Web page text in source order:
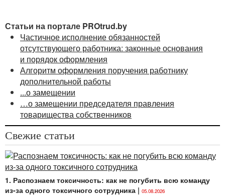
Статьи на портале PROtrud.by
Частичное исполнение обязанностей
отсутствующего работника: законные основания
и порядок оформления
Алгоритм оформления поручения работнику
дополнительной работы
...о замещении
…о замещении председателя правления
товарищества собственников
Свежие статьи
1. Распознаем токсичность: как не погубить всю команду
из-за одного токсичного сотрудника | 05.08.2026